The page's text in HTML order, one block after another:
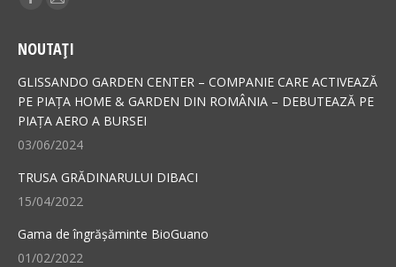
Facebook
opens
in
new
window
Mail
opens
in
new
window
NOUTAȚI
GLISSANDO GARDEN CENTER – COMPANIE CARE ACTIVEAZĂ
PE PIAȚA HOME & GARDEN DIN ROMÂNIA – DEBUTEAZĂ PE
PIAȚA AERO A BURSEI
03/06/2024
TRUSA GRĂDINARULUI DIBACI
15/04/2022
Gama de îngrășăminte BioGuano
01/02/2022